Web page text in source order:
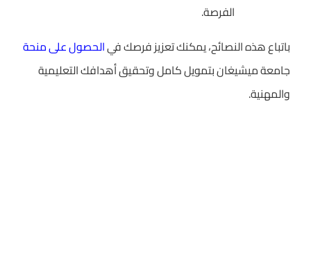
الفرصة.
باتباع هذه النصائح، يمكنك تعزيز فرصك فيالحصول على منحة
جامعة ميشيغان بتمويل كامل وتحقيق أهدافك التعليمية
والمهنية.